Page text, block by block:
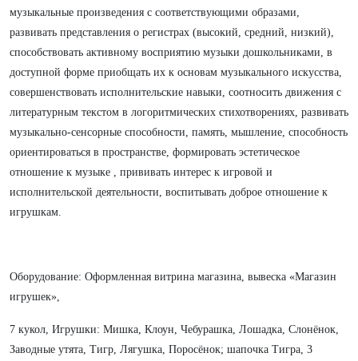
музыкальные произведения с соответствующими образами,
развивать представления о регистрах (высокий, средний, низкий),
способствовать активному восприятию музыки дошкольниками, в
доступной форме приобщать их к основам музыкального искусства,
совершенствовать исполнительские навыки, соотносить движения с
литературным текстом в логоритмических стихотворениях, развивать
музыкально-сенсорные способности, память, мышление, способность
ориентироваться в пространстве, формировать эстетическое
отношение к музыке , прививать интерес к игровой и
исполнительской деятельности, воспитывать доброе отношение к
игрушкам.
Оборудование: Оформленная витрина магазина, вывеска «Магазин
игрушек»,
7 кукол, Игрушки: Мишка, Клоун, Чебурашка, Лошадка, Слонёнок,
Заводные утята, Тигр, Лягушка, Поросёнок; шапочка Тигра, 3